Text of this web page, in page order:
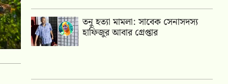
তনু হত্যা মামলা: সাবেক সেনাসদস্য
হাফিজুর আবার গ্রেপ্তার